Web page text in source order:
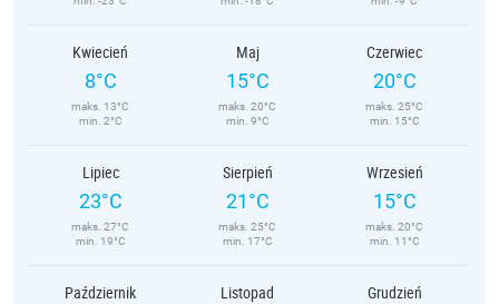
Kwiecień
8°C
maks. 13°C
min. 2°C
Maj
15°C
maks. 20°C
min. 9°C
Czerwiec
20°C
maks. 25°C
min. 15°C
Lipiec
23°C
maks. 27°C
min. 19°C
Sierpień
21°C
maks. 25°C
min. 17°C
Wrzesień
15°C
maks. 20°C
min. 11°C
Październik Listopad Grudzień